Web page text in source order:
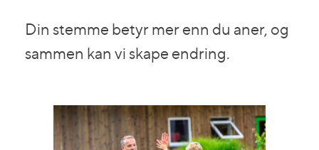
Din stemme betyr mer enn du aner, og
sammen kan vi skape endring.